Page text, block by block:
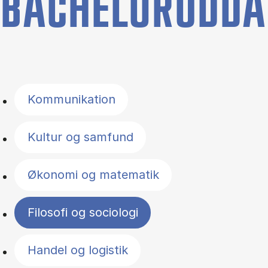
Kommunikation
Kultur og samfund
Økonomi og matematik
Filosofi og sociologi
Handel og logistik